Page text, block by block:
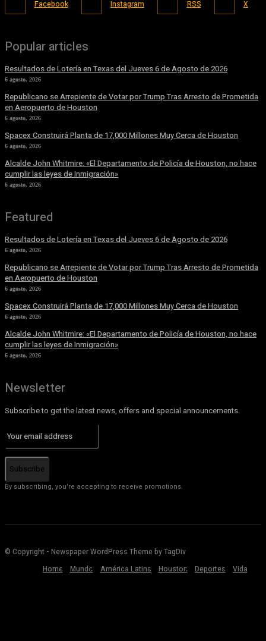
Facebook Instagram RSS X
Popular articles
Resultados de Lotería en Texas del Jueves 6 de Agosto de 2026
6 agosto, 2026
Republicano se Arrepiente de Votar por Trump Tras Arresto de Prometida
en Aeropuerto de Houston
6 agosto, 2026
Spacex Construirá Planta de 17,000 Millones Muy Cerca de Houston
6 agosto, 2026
Alcalde John Whitmire: «El Departamento de Policía de Houston, no hace
cumplir las leyes de Inmigración»
6 agosto, 2026
Featured
Resultados de Lotería en Texas del Jueves 6 de Agosto de 2026
6 agosto, 2026
Republicano se Arrepiente de Votar por Trump Tras Arresto de Prometida
en Aeropuerto de Houston
6 agosto, 2026
Spacex Construirá Planta de 17,000 Millones Muy Cerca de Houston
6 agosto, 2026
Alcalde John Whitmire: «El Departamento de Policía de Houston, no hace
cumplir las leyes de Inmigración»
6 agosto, 2026
Newsletter
Subscribe to get the latest news, offers and special announcements.
Subscribe
By subscribing, you're accepting to receive promotions.
© Copyright - Newspaper WordPress Theme by TagDiv
Home
Mundo América Latina Houston Deportes Vida